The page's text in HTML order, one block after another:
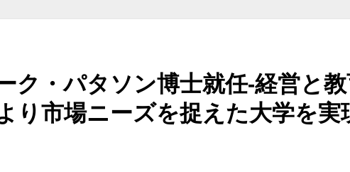
ク・パタソン博士就任-経営と
り市場ニーズを捉えた大学を実